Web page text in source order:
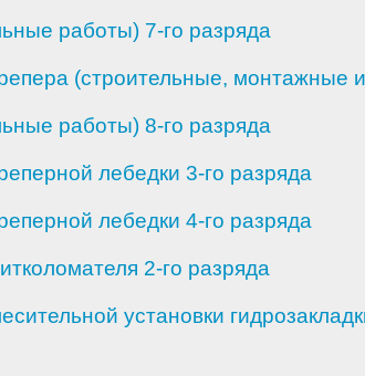
работы) 7-го разряда
(строительные, монтажные и
работы) 8-го разряда
лебедки 3-го разряда
лебедки 4-го разряда
2-го разряда
установки